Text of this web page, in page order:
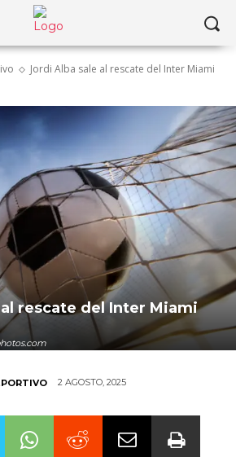
Jordi Alba sale al rescate del Inter Miami
rescate del Inter Miami
2 AGOSTO, 2025